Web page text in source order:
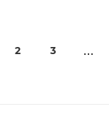
2 3